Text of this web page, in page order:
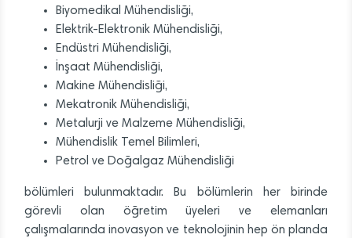
Biyomedikal Mühendisliği,
Elektrik-Elektronik Mühendisliği,
Endüstri Mühendisliği,
İnşaat Mühendisliği,
Makine Mühendisliği,
Mekatronik Mühendisliği,
Metalurji ve Malzeme Mühendisliği,
Mühendislik Temel Bilimleri,
Petrol ve Doğalgaz Mühendisliği
bölümleri bulunmaktadır. Bu bölümlerin her birinde
görevli olan öğretim üyeleri ve elemanları
çalışmalarında inovasyon ve teknolojinin hep ön planda